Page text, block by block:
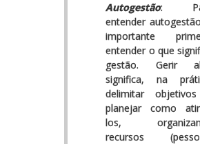
Autogestão:
entender
importante
entender o que
gestão. Gerir
significa, na
delimitar
planejar como
los,
recursos